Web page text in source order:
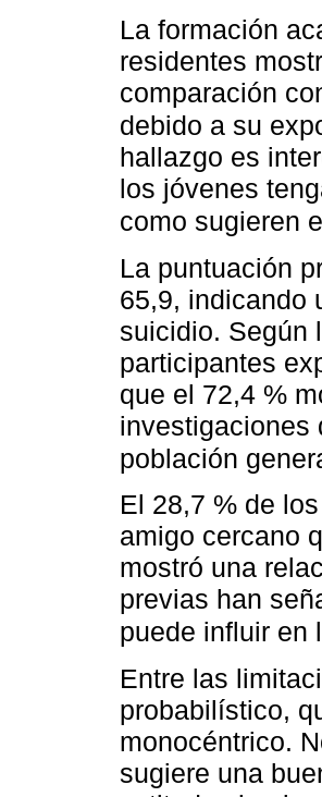
La formación
residentes
comparación
debido a su
hallazgo es
los jóvenes
como sugieren
La puntuación
65,9, indicando
suicidio. Según
participantes
que el 72,4 %
investigaciones
población
El 28,7 % de
amigo cercano
mostró una
previas han
puede influir en
Entre las
probabilístico,
monocéntrico.
sugiere una